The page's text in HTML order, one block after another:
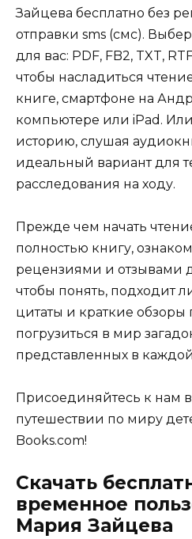
Зайцева бесплатно без
отправки sms (смс).
для вас: PDF, FB2, TXT,
чтобы насладиться
книге, смартфоне на
компьютере или iPad.
историю, слушая
идеальный вариант для
расследования на ходу.
Прежде чем начать
полностью книгу,
рецензиями и отзывами
чтобы понять, подходит
цитаты и краткие обзоры
погрузиться в мир
представленных в
Присоединяйтесь к нам
путешествии по миру
Books.com!
Скачать
временное
Мария Зайцева